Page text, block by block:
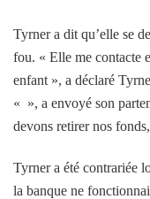
Tyrner a dit qu’elle se
fou. « Elle me contacte
enfant », a déclaré
« », a envoyé son
devons retirer nos
Tyrner a été contrariée
la banque ne